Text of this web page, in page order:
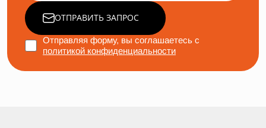
ОТПРАВИТЬ ЗАПРОС
Отправляя форму, вы соглашаетесь с
политикой конфиденциальности